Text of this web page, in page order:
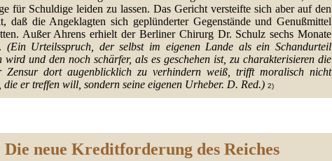
für Schuldige leiden zu lassen. Das Gericht versteifte sich aber auf den
daß die Angeklagten sich geplünderter Gegenstände und Genußmittel
Außer Ahrens erhielt der Berliner Chirurg Dr. Schulz sechs Monate
(Ein Urteilsspruch, der selbst im eigenen Lande als ein Schandurteil
wird und den noch schärfer, als es geschehen ist, zu charakterisieren die
Zensur dort augenblicklich zu verhindern weiß, trifft moralisch nicht
die er treffen will, sondern seine eigenen Urheber. D. Red.) 2)
Die neue Kreditforderung des Reiches